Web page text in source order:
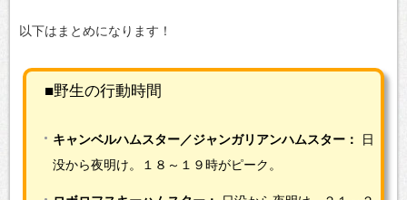
以下はまとめになります！
■野生の行動時間
キャンベルハムスター／ジャンガリアンハムスター：
日
没から夜明け。１８～１９時がピーク。